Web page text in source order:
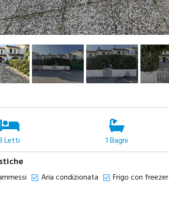
Letti 1Bagni
Aria condizionata Frigo con freezer